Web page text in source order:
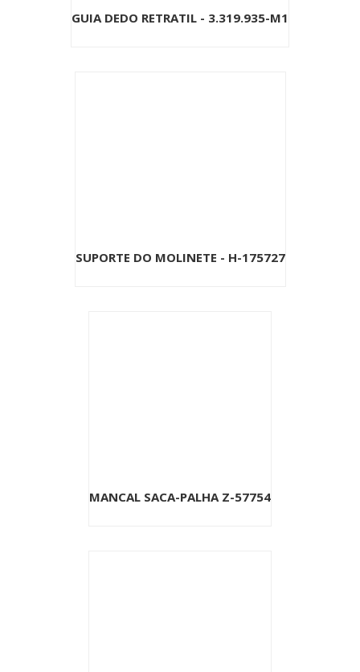
GUIA DEDO RETRATIL - 3.319.935-M1
SUPORTE DO MOLINETE - H-175727
MANCAL SACA-PALHA Z-57754